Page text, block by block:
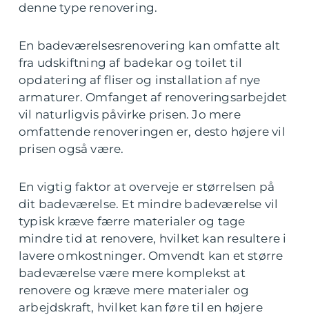
denne type renovering.
En badeværelsesrenovering kan omfatte alt
fra udskiftning af badekar og toilet til
opdatering af fliser og installation af nye
armaturer. Omfanget af renoveringsarbejdet
vil naturligvis påvirke prisen. Jo mere
omfattende renoveringen er, desto højere vil
prisen også være.
En vigtig faktor at overveje er størrelsen på
dit badeværelse. Et mindre badeværelse vil
typisk kræve færre materialer og tage
mindre tid at renovere, hvilket kan resultere i
lavere omkostninger. Omvendt kan et større
badeværelse være mere komplekst at
renovere og kræve mere materialer og
arbejdskraft, hvilket kan føre til en højere